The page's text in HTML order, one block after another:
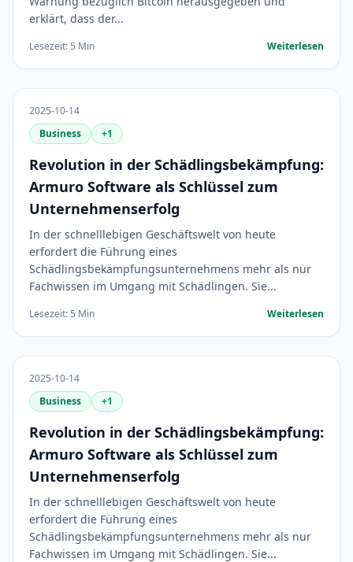
erklärt, dass der...
Lesezeit: 5 Min Weiterlesen
2025-10-14
Business
+1
Revolution in der Schädlingsbekämpfung:
Armuro Software als Schlüssel zum
Unternehmenserfolg
In der schnelllebigen Geschäftswelt von heute
erfordert die Führung eines
Schädlingsbekämpfungsunternehmens mehr als nur
Fachwissen im Umgang mit Schädlingen. Sie...
Lesezeit: 5 Min Weiterlesen
2025-10-14
Business
+1
Revolution in der Schädlingsbekämpfung:
Armuro Software als Schlüssel zum
Unternehmenserfolg
In der schnelllebigen Geschäftswelt von heute
erfordert die Führung eines
Schädlingsbekämpfungsunternehmens mehr als nur
Fachwissen im Umgang mit Schädlingen. Sie...